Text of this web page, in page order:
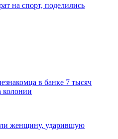
на спорт, поделились
в банке 7 тысяч
колонии
женщину, ударившую